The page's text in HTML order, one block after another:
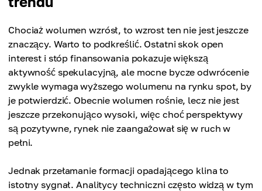
Chociaż wolumen wzrósł, to wzrost ten nie jest jeszcze
znaczący. Warto to podkreślić. Ostatni skok open
interest i stóp finansowania pokazuje większą
aktywność spekulacyjną, ale mocne bycze odwrócenie
zwykle wymaga wyższego wolumenu na rynku spot, by
je potwierdzić. Obecnie wolumen rośnie, lecz nie jest
jeszcze przekonująco wysoki, więc choć perspektywy
są pozytywne, rynek nie zaangażował się w ruch w
pełni.
Jednak przełamanie formacji opadającego klina to
istotny sygnał. Analitycy techniczni często widzą w tym